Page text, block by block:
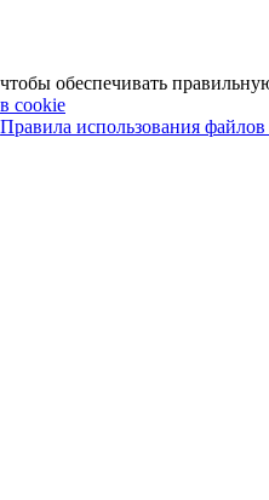
обеспечивать
cookie
Правила использования